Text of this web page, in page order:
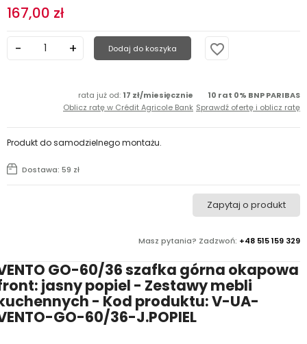
167,00 zł
Dodaj do koszyka favorite_border
rata już od: 17 zł/miesięcznie
Oblicz ratę w Crédit Agricole Bank
10 rat 0% BNP PARIBAS
Sprawdź ofertę i oblicz ratę
Masz pytania? Zadzwoń: +48 515 159 329
Zapytaj o produkt
Dostawa: 59 zł
Produkt do samodzielnego montażu.
GO-60/36 szafka górna okapowa
jasny popiel - Zestawy mebli
- Kod produktu: V-UA-
GO-60/36-J.POPIEL